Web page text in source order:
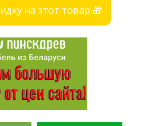
на этот товар 🎁